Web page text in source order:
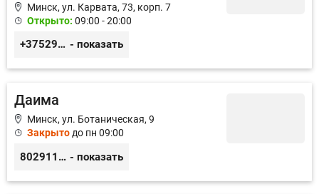
Минск, ул. Карвата, 73, корп. 7
Открыто: 09:00 - 20:00
+375296285139 - показать
Даима
Минск, ул. Ботаническая, 9
Закрыто до пн 09:00
80291199741 - показать